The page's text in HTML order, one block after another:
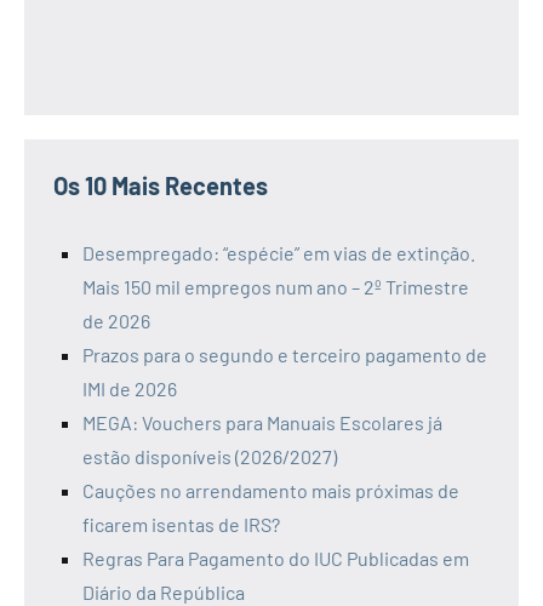
Os 10 Mais Recentes
Desempregado: “espécie” em vias de extinção.
Mais 150 mil empregos num ano – 2º Trimestre
de 2026
Prazos para o segundo e terceiro pagamento de
IMI de 2026
MEGA: Vouchers para Manuais Escolares já
estão disponíveis (2026/2027)
Cauções no arrendamento mais próximas de
ficarem isentas de IRS?
Regras Para Pagamento do IUC Publicadas em
Diário da República